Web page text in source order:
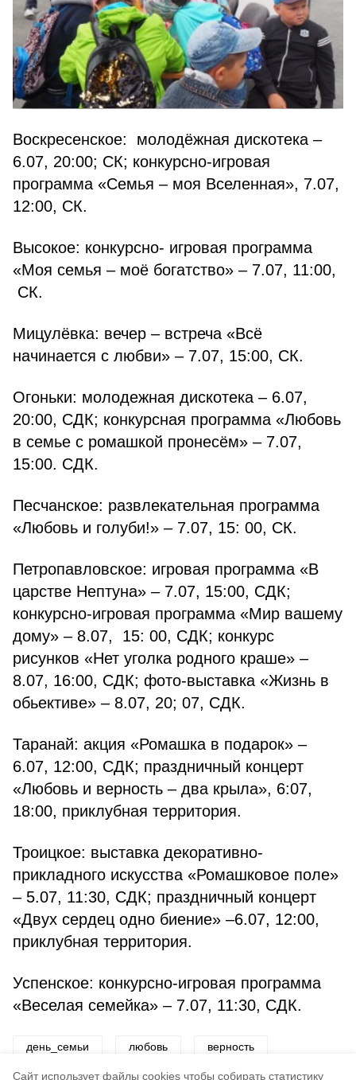
Cайт использует файлы cookies чтобы собирать статистику
Воскресенское: молодёжная дискотека –
6.07, 20:00; СК; конкурсно-игровая
программа «Семья – моя Вселенная», 7.07,
12:00, СК.
Высокое: конкурсно- игровая программа
«Моя семья – моё богатство» – 7.07, 11:00,
СК.
Мицулёвка: вечер – встреча «Всё
начинается с любви» – 7.07, 15:00, СК.
Огоньки: молодежная дискотека – 6.07,
20:00, СДК; конкурсная программа «Любовь
в семье с ромашкой пронесём» – 7.07,
15:00. СДК.
Песчанское: развлекательная программа
«Любовь и голуби!» – 7.07, 15: 00, СК.
Петропавловское: игровая программа «В
царстве Нептуна» – 7.07, 15:00, СДК;
конкурсно-игровая программа «Мир вашему
дому» – 8.07, 15: 00, СДК; конкурс
рисунков «Нет уголка родного краше» –
8.07, 16:00, СДК; фото-выставка «Жизнь в
обьективе» – 8.07, 20; 07, СДК.
Таранай: акция «Ромашка в подарок» –
6.07, 12:00, СДК; праздничный концерт
«Любовь и верность – два крыла», 6:07,
18:00, приклубная территория.
Троицкое: выставка декоративно-
прикладного искусства «Ромашковое поле»
– 5.07, 11:30, СДК; праздничный концерт
«Двух сердец одно биение» –6.07, 12:00,
приклубная территория.
Успенское: конкурсно-игровая программа
«Веселая семейка» – 7.07, 11:30, СДК.
день_семьи любовь верность